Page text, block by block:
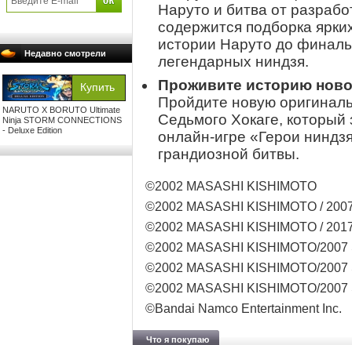
Недавно смотрели
NARUTO X BORUTO Ultimate
Ninja STORM CONNECTIONS
- Deluxe Edition
Наруто и битва от
содержится подборка
истории Наруто до
легендарных ниндзя.
Проживите историю
Пройдите новую
Седьмого Хокаге, который
онлайн-игре «Герои
грандиозной битвы.
©2002 MASASHI KISHIMOTO
©2002 MASASHI KISHIMOTO /
©2002 MASASHI KISHIMOTO /
©2002 MASASHI KISHIMOTO/
©2002 MASASHI KISHIMOTO/
©2002 MASASHI KISHIMOTO/
©Bandai Namco Entertainment Inc.
Что я покупаю